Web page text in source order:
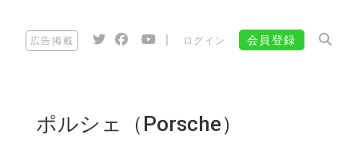
広告掲載 ログイン 会員登録
ポルシェ（Porsche）